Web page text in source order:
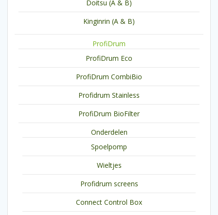
Doitsu (A & B)
Kinginrin (A & B)
ProfiDrum
ProfiDrum Eco
ProfiDrum CombiBio
Profidrum Stainless
ProfiDrum BioFilter
Onderdelen
Spoelpomp
Wieltjes
Profidrum screens
Connect Control Box